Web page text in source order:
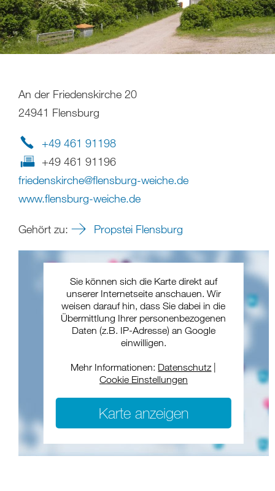
An der Friedenskirche 20
24941 Flensburg
+49 461 91198
+49 461 91196
friedenskirche@flensburg-weiche.de
www.flensburg-weiche.de
Gehört zu: Propstei Flensburg
Sie können sich die Karte direkt auf
unserer Internetseite anschauen. Wir
weisen darauf hin, dass Sie dabei in die
Übermittlung Ihrer personenbezogenen
Daten (z.B. IP-Adresse) an Google
einwilligen.
Mehr Informationen: Datenschutz
Cookie Einstellungen
Karte anzeigen